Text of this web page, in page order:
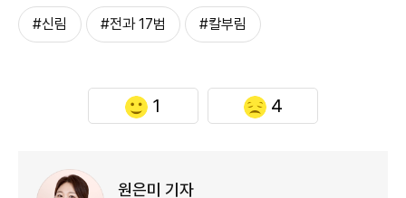
#신림 #전과 17범 #칼부림
1 4
원은미 기자